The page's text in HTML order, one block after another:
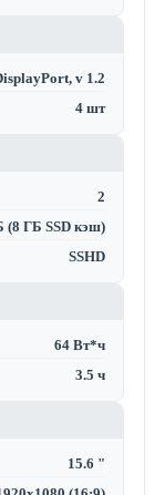
v 1.2
4 шт
2
(8 ГБ SSD кэш)
SSHD
64 Вт*ч
3.5 ч
15.6 "